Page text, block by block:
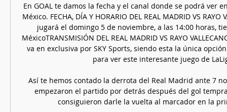
En GOAL te damos la fecha y el canal donde se podrá ver
México. FECHA, DÍA Y HORARIO DEL REAL MADRID VS
jugará el domingo 5 de noviembre, a las 14:00 horas,
MéxicoTRANSMISIÓN DEL REAL MADRID VS RAYO
va en exclusiva por SKY Sports, siendo esta la única
para ver este interesante juego de
Así te hemos contado la derrota del Real Madrid ante 7
empezaron el partido por detrás después del gol
consiguieron darle la vuelta al marcador en la